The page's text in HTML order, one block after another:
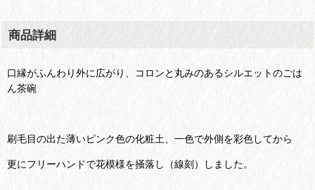
商品詳細
口縁がふんわり外に広がり、コロンと丸みのあるシルエットのごは
ん茶碗
刷毛目の出た薄いピンク色の化粧土、一色で外側を彩色してから
更にフリーハンドで花模様を掻落し（線刻）しました。